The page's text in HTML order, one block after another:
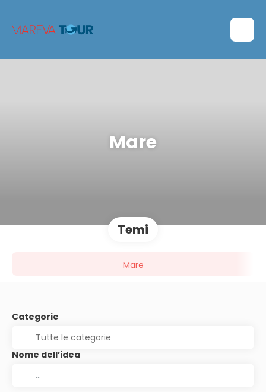
Mare
Temi
Mare
Categorie
Nome dell’idea